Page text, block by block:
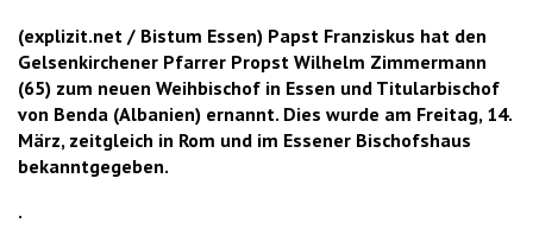
(explizit.net / Bistum Essen) Papst Franziskus hat den
Gelsenkirchener Pfarrer Propst Wilhelm Zimmermann
(65) zum neuen Weihbischof in Essen und Titularbischof
von Benda (Albanien) ernannt. Dies wurde am Freitag, 14.
März, zeitgleich in Rom und im Essener Bischofshaus
bekanntgegeben.
.